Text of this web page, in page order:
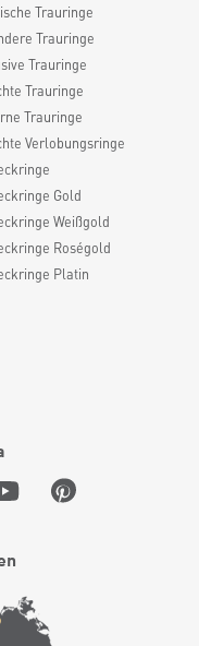
Trauringe
Trauringe
Trauringe
Trauringe
Trauringe
Verlobungsringe
Gold
Weißgold
Roségold
Platin